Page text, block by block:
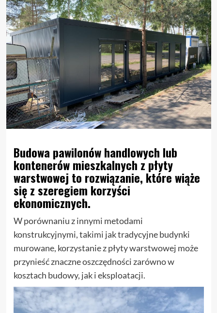
Budowa pawilonów handlowych lub
kontenerów mieszkalnych z płyty
warstwowej to rozwiązanie, które wiąże
się z szeregiem korzyści
ekonomicznych.
W porównaniu z innymi metodami
konstrukcyjnymi, takimi jak tradycyjne budynki
murowane, korzystanie z płyty warstwowej może
przynieść znaczne oszczędności zarówno w
kosztach budowy, jak i eksploatacji.